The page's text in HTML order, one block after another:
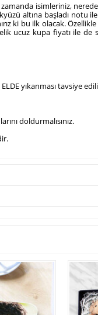
isimleriniz,
altına başladı notu
ki bu ilk olacak.
ucuz kupa fiyatı ile de
yıkanması tavsiye
doldurmalısınız.